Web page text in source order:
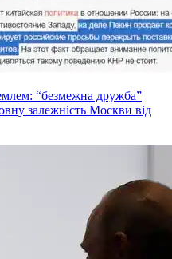
“безмежна дружба”
залежність Москви від